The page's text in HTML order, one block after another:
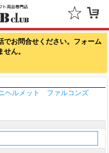
でお問合せください。フォーム
ん。
ヘルメット ファルコンズ
Company）
）